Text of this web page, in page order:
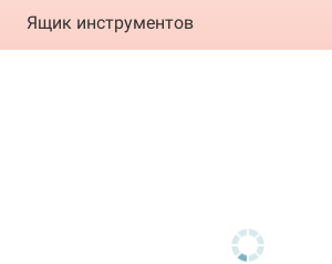
Ящик инструментов